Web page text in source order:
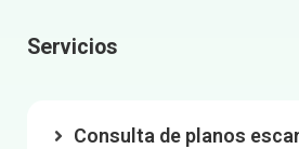
Servicios
Consulta de planos